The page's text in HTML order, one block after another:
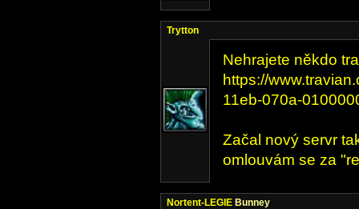
Trytton
Nehrajete někdo
https://
11eb-070a-
Začal nový servr
omlouvám se za
Nortent-LEGIE Bunney